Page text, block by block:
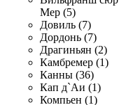
Мер (5)
Довиль (7)
Дордонь (7)
Драгиньян (2)
Камбремер (1)
Канны (36)
Кап д`Аи (1)
Компьен (1)